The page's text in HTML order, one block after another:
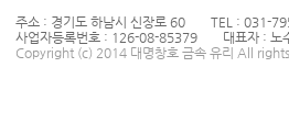
주소 : 경기도 하남시 신장로 60
TEL : 031-
사업자등록번호 : 126-08-85379
대표자 : 노
Copyright (c) 2014 대명창호 금속 유리 All